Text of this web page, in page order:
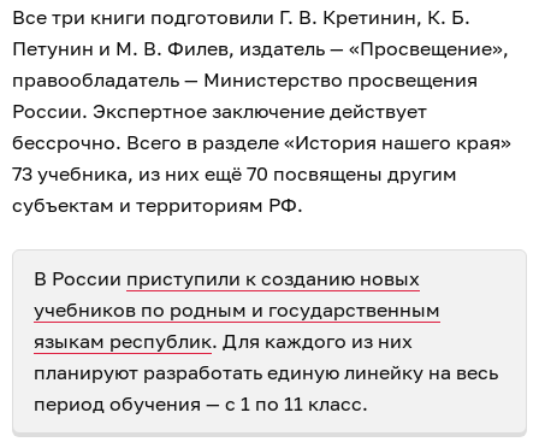
Все три книги подготовили Г. В. Кретинин, К. Б.
Петунин и М. В. Филев, издатель — «Просвещение»,
правообладатель — Министерство просвещения
России. Экспертное заключение действует
бессрочно. Всего в разделе «История нашего края»
73 учебника, из них ещё 70 посвящены другим
субъектам и территориям РФ.
В России приступили к созданию новых
учебников по родным и государственным
языкам республик. Для каждого из них
планируют разработать единую линейку на весь
период обучения — с 1 по 11 класс.